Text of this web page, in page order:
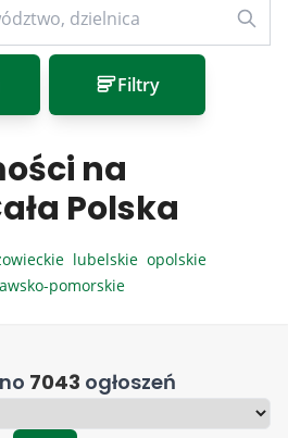
Filtry
na
Polska
lubelskie opolskie
pomorskie
7043 ogłoszeń